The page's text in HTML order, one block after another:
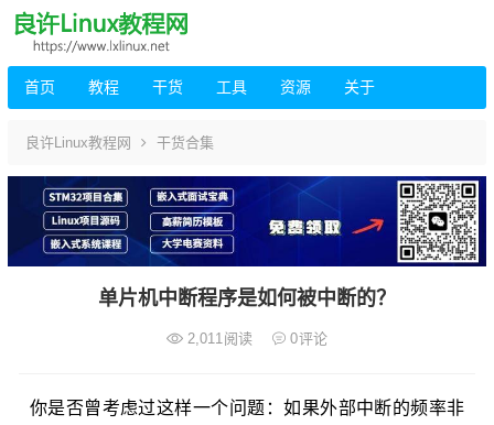
首页 教程 干货 工具 资源 关于
良许Linux教程网 干货合集
单片机中断程序是如何被中断的？
2,011 阅读 0评论
你是否曾考虑过这样一个问题：如果外部中断的频率非